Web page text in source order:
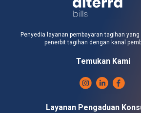
Penyedia layanan pembayaran tagihan
penerbit tagihan dengan kanal
Temukan Kami
Layanan Pengaduan